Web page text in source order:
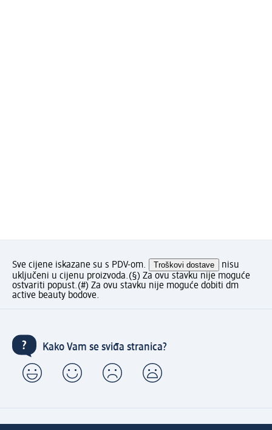
Sve cijene iskazane su s PDV-om. Troškovi dostave
nisu
uključeni u cijenu proizvoda.(§) Za ovu stavku nije moguće
ostvariti popust.(#) Za ovu stavku nije moguće dobiti dm
active beauty bodove.
Kako Vam se sviđa stranica?